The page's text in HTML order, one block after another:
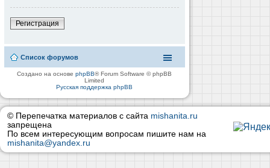
Регистрация
Список форумов
Создано на основеphpBB® Forum Software © phpBB
Limited
Русская поддержка phpBB
© Перепечатка материалов с сайта mishanita.ru
запрещена
По всем интересующим вопросам пишите нам на
mishanita@yandex.ru